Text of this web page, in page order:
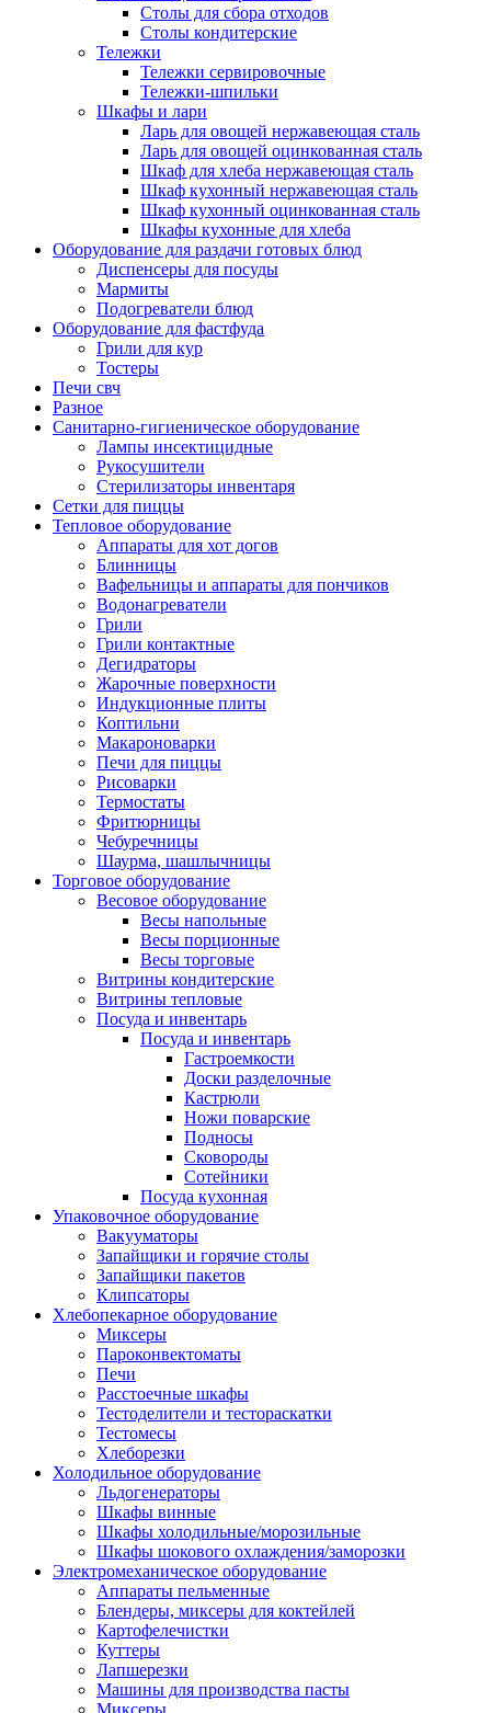
Столы для сбора отходов
Столы кондитерские
Тележки
Тележки сервировочные
Тележки-шпильки
Шкафы и лари
Ларь для овощей нержавеющая сталь
Ларь для овощей оцинкованная сталь
Шкаф для хлеба нержавеющая сталь
Шкаф кухонный нержавеющая сталь
Шкаф кухонный оцинкованная сталь
Шкафы кухонные для хлеба
Оборудование для раздачи готовых блюд
Диспенсеры для посуды
Мармиты
Подогреватели блюд
Оборудование для фастфуда
Грили для кур
Тостеры
Печи свч
Разное
Санитарно-гигиеническое оборудование
Лампы инсектицидные
Рукосушители
Стерилизаторы инвентаря
Сетки для пиццы
Тепловое оборудование
Аппараты для хот догов
Блинницы
Вафельницы и аппараты для пончиков
Водонагреватели
Грили
Грили контактные
Дегидраторы
Жарочные поверхности
Индукционные плиты
Коптильни
Макароноварки
Печи для пиццы
Рисоварки
Термостаты
Фритюрницы
Чебуречницы
Шаурма, шашлычницы
Торговое оборудование
Весовое оборудование
Весы напольные
Весы порционные
Весы торговые
Витрины кондитерские
Витрины тепловые
Посуда и инвентарь
Посуда и инвентарь
Гастроемкости
Доски разделочные
Кастрюли
Ножи поварские
Подносы
Сковороды
Сотейники
Посуда кухонная
Упаковочное оборудование
Вакууматоры
Запайщики и горячие столы
Запайщики пакетов
Клипсаторы
Хлебопекарное оборудование
Миксеры
Пароконвектоматы
Печи
Расстоечные шкафы
Тестоделители и тестораскатки
Тестомесы
Хлеборезки
Холодильное оборудование
Льдогенераторы
Шкафы винные
Шкафы холодильные/морозильные
Шкафы шокового охлаждения/заморозки
Электромеханическое оборудование
Аппараты пельменные
Блендеры, миксеры для коктейлей
Картофелечистки
Куттеры
Лапшерезки
Машины для производства пасты
Миксеры